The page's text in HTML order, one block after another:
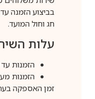
חג וחול המועד.
עלות
הזמנות עד 399 ש״ח עלות 20 שקלים
הזמנות מעל 400 ש"ח : 15
זמן האספקה בערים